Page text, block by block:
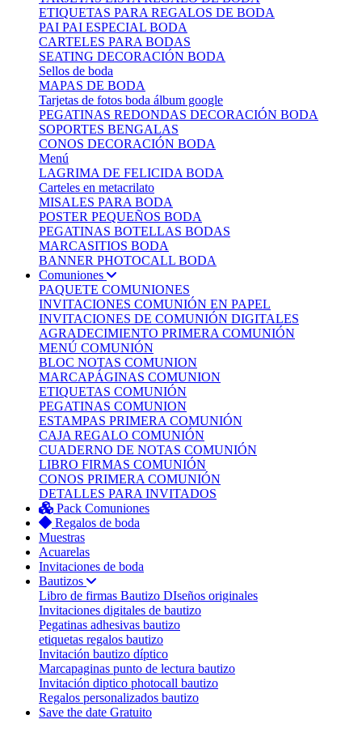
ETIQUETAS PARA REGALOS DE BODA
PAI PAI ESPECIAL BODA
CARTELES PARA BODAS
SEATING DECORACIÓN BODA
Sellos de boda
MAPAS DE BODA
Tarjetas de fotos boda álbum google
PEGATINAS REDONDAS DECORACIÓN BODA
SOPORTES BENGALAS
CONOS DECORACIÓN BODA
Menú
LAGRIMA DE FELICIDA BODA
Carteles en metacrilato
MISALES PARA BODA
POSTER PEQUEÑOS BODA
PEGATINAS BOTELLAS BODAS
MARCASITIOS BODA
BANNER PHOTOCALL BODA
Comuniones
PAQUETE COMUNIONES
INVITACIONES COMUNIÓN EN PAPEL
INVITACIONES DE COMUNIÓN DIGITALES
AGRADECIMIENTO PRIMERA COMUNIÓN
MENÚ COMUNIÓN
BLOC NOTAS COMUNION
MARCAPÁGINAS COMUNION
ETIQUETAS COMUNIÓN
PEGATINAS COMUNION
ESTAMPAS PRIMERA COMUNIÓN
CAJA REGALO COMUNIÓN
CUADERNO DE NOTAS COMUNIÓN
LIBRO FIRMAS COMUNIÓN
CONOS PRIMERA COMUNIÓN
DETALLES PARA INVITADOS
Pack Comuniones
Regalos de boda
Muestras
Acuarelas
Invitaciones de boda
Bautizos
Libro de firmas Bautizo DIseños originales
Invitaciones digitales de bautizo
Pegatinas adhesivas bautizo
etiquetas regalos bautizo
Invitación bautizo díptico
Marcapaginas punto de lectura bautizo
Invitación diptico photocall bautizo
Regalos personalizados bautizo
Save the date Gratuito